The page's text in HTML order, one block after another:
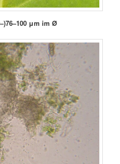
μm im Ø